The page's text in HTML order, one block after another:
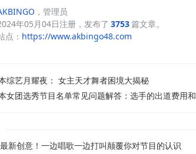
，管理员
年05月04日注册，发布了 3753篇文章。
点： https://www.akbingo48.com
综艺月耀夜： 女主天才舞者困境大揭秘
女团选秀节目名单常见问题解答：选手的出道费用
新创意！一边唱歌一边打叫颠覆你对节目的认识